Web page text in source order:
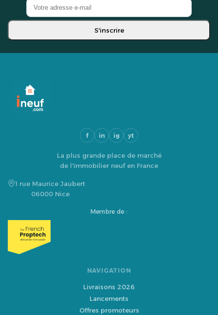
S'inscrire
f in ig yt
La plus grande place de marché
de l'immobilier neuf en France
1 rue Maurice Jaubert
06000 Nice
Membre de :
NAVIGATION
Livraisons 2026
Lancements
Offres promoteurs